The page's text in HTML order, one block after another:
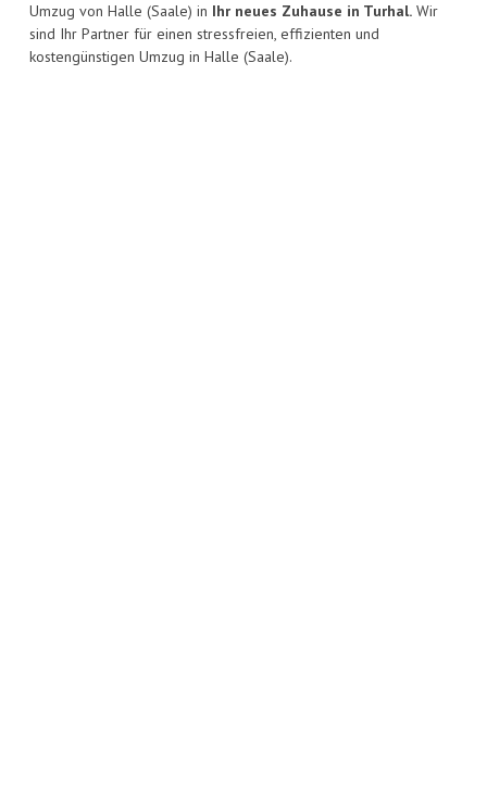
Umzug von Halle (Saale) in Ihr neues Zuhause in Turhal. Wir
sind Ihr Partner für einen stressfreien, effizienten und
kostengünstigen Umzug in Halle (Saale).